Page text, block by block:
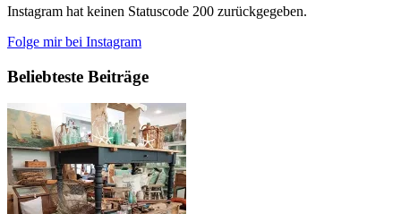
Instagram hat keinen Statuscode 200 zurückgegeben.
Folge mir bei Instagram
Beliebteste Beiträge